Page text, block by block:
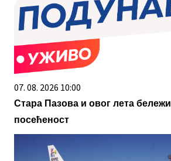
07. 08. 2026 10:00
Стара Пазова и овог лета
посећеност